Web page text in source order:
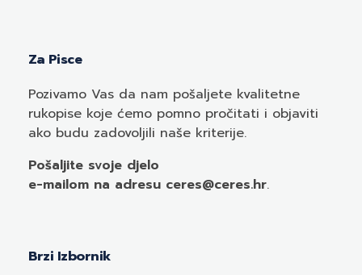
Za Pisce
Pozivamo Vas da nam pošaljete kvalitetne
rukopise koje ćemo pomno pročitati i objaviti
ako budu zadovoljili naše kriterije.
Pošaljite svoje djelo
e-mailom na adresu ceres@ceres.hr.
Brzi Izbornik